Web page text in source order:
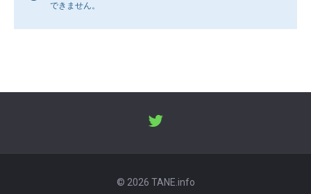
できません。
© 2026 TANE.info